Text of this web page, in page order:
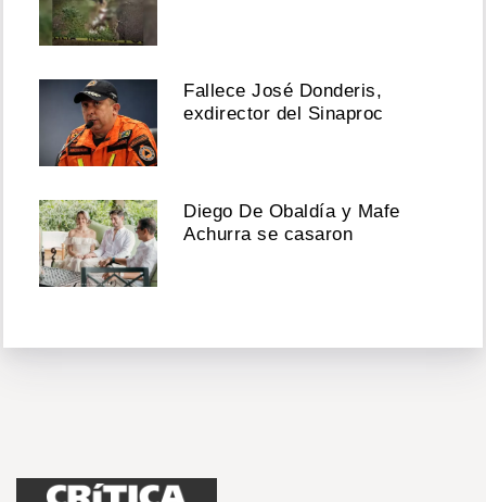
Fallece José Donderis,
exdirector del Sinaproc
Diego De Obaldía y Mafe
Achurra se casaron